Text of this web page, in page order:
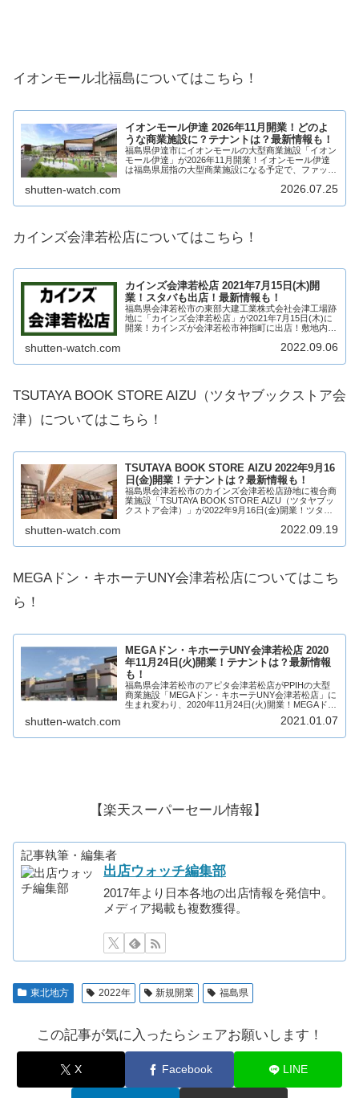
イオンモール北福島についてはこちら！
イオンモール伊達 2026年11月開業！どのよ
うな商業施設に？テナントは？最新情報も！
福島県伊達市にイオンモールの大型商業施設「イオン
モール伊達」が2026年11月開業！イオンモール伊達
は福島県屈指の大型商業施設になる予定で、ファッシ
が出店予定！そんなイオンモール伊達がどのよう...
shutten-watch.com 2026.07.25
カインズ会津若松店についてはこちら！
カインズ会津若松店 2021年7月15日(木)開
業！スタバも出店！最新情報も！
福島県会津若松市の東部大建工業株式会社会津工場跡
地に「カインズ会津若松店」が2021年7月15日(木)に
開業！カインズが会津若松市神指町に出店！敷地内に
カインズ会津若松店がどのような商業施設に...
shutten-watch.com 2022.09.06
TSUTAYA BOOK STORE AIZU（ツタヤブックストア会
津）についてはこちら！
TSUTAYA BOOK STORE AIZU 2022年9月16
日(金)開業！テナントは？最新情報も！
福島県会津若松市のカインズ会津若松店跡地に複合商
業施設「TSUTAYA BOOK STORE AIZU（ツタヤブッ
クストア会津）」が2022年9月16日(金)開業！ツタヤ
shutten-watch.com 2022.09.19
MEGAドン・キホーテUNY会津若松店についてはこち
ら！
MEGAドン・キホーテUNY会津若松店 2020
年11月24日(火)開業！テナントは？最新情報
も！
福島県会津若松市のアピタ会津若松店がPPIHの大型
商業施設「MEGAドン・キホーテUNY会津若松店」に
生まれ変わり、2020年11月24日(火)開業！MEGAド
shutten-watch.com 2021.01.07
【楽天スーパーセール情報】
記事執筆・編集者
出店ウォッチ編集部
2017年より日本各地の出店情報を発信中。
メディア掲載も複数獲得。
東北地方 2022年 新規開業 福島県
この記事が気に入ったらシェアお願いします！
X Facebook LINE